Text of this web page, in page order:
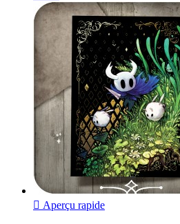
 Aperçu rapide